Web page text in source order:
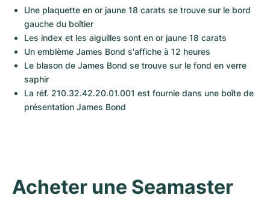
Une plaquette en or jaune 18 carats se trouve sur le bord
gauche du boîtier
Les index et les aiguilles sont en or jaune 18 carats
Un emblème James Bond s'affiche à 12 heures
Le blason de James Bond se trouve sur le fond en verre
saphir
La réf. 210.32.42.20.01.001 est fournie dans une boîte de
présentation James Bond
Acheter une Seamaster